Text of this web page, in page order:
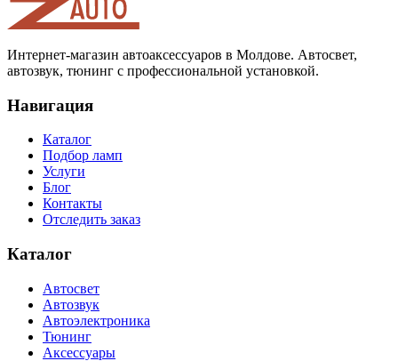
Интернет-магазин автоаксессуаров в Молдове. Автосвет,
автозвук, тюнинг с профессиональной установкой.
Навигация
Каталог
Подбор ламп
Услуги
Блог
Контакты
Отследить заказ
Каталог
Автосвет
Автозвук
Автоэлектроника
Тюнинг
Аксессуары